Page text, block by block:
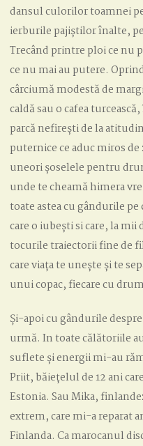
dansul culorilor toamnei
ierburile pajiștilor înalte,
Trecând printre ploi ce nu
ce nu mai au putere.
cârciumă modestă de
caldă sau o cafea
parcă nefirești de la
puternice ce aduc miros
uneori șoselele pentru
unde te cheamă himera
toate astea cu gândurile
care o iubești si care, la
tocurile traiectorii fine de
care viața te unește și te
unui copac, fiecare cu
Și-apoi cu gândurile
urmă. In toate călătoriile
suflete și energii mi-au
Priit, băiețelul de 12 ani
Estonia. Sau Mika,
extrem, care mi-a reparat
Finlanda. Ca marocanul